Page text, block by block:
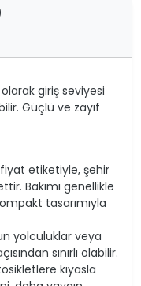
giriş seviyesi
Güçlü ve zayıf
etiketiyle, şehir
Bakımı genellikle
tasarımıyla
yolculuklar veya
sınırlı olabilir.
kıyasla